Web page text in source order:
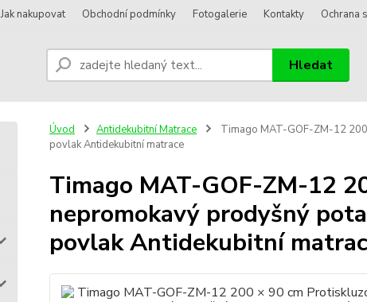
Jak nakupovat Obchodní podmínky Fotogalerie Kontakty Ochrana
Hledat
Úvod Antidekubitní Matrace
Timago MAT-GOF-ZM-12
povlak Antidekubitní matrace
Timago MAT-GOF-ZM-12
nepromokavý prodyšný
povlak Antidekubitní